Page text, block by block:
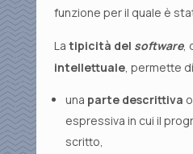
funzione per il quale è
La tipicità del software,
intellettuale, permette
una parte descrittiva
espressiva in cui il
scritto,